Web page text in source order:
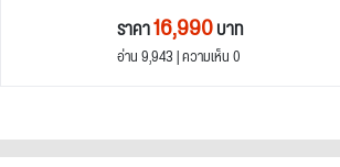
ราคา16,990บาท
อ่าน 9,943 | ความเห็น 0